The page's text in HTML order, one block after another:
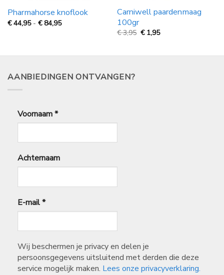
Pharmahorse knoflook
€44,95 - €84,95Prijsklasse:
84,95
Carniwell paardenmaag
100gr
€3,95 Oorspronkelijke
prijs
3,95.
€ 1,95Huidige
1,95.
AANBIEDINGEN ONTVANGEN?
Voornaam*
Achternaam
E-mail*
Wij beschermen je privacy en delen je
persoonsgegevens uitsluitend met derden die deze
service mogelijk maken. Lees onze privacyverklaring.